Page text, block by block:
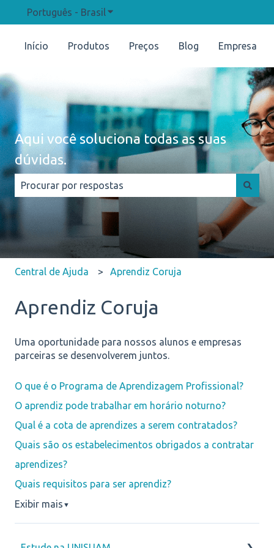
Português - BrasilMostrar submenu para traduções
Início Produtos Preços Blog Empresa
Aqui você soluciona todas as suas
dúvidas.
Não há sugestões porque o campo de pesquisa está
Central de Ajuda Aprendiz Coruja
Aprendiz Coruja
Uma oportunidade para nossos alunos e empresas
parceiras se desenvolverem juntos.
O que é o Programa de Aprendizagem Profissional?
O aprendiz pode trabalhar em horário noturno?
Qual é a cota de aprendizes a serem contratados?
Quais são os estabelecimentos obrigados a contratar
aprendizes?
Quais requisitos para ser aprendiz?
Exibir mais ▼